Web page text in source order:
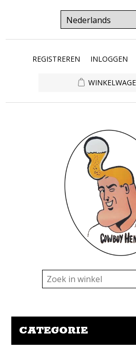
REGISTREREN INLOGGEN
CATEGORIE